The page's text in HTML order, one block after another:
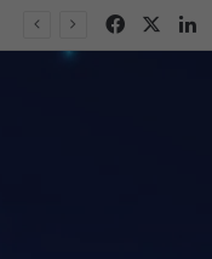
Facebook